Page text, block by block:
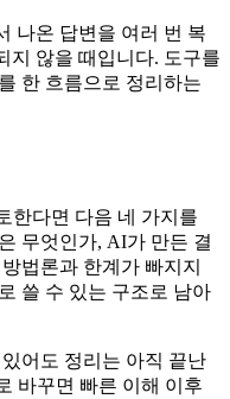
나온 답변을 여러 번 복
지 않을 때입니다. 도구를
한 흐름으로 정리하는
한다면 다음 네 가지를
무엇인가, AI가 만든 결
법론과 한계가 빠지지
쓸 수 있는 구조로 남아
어도 정리는 아직 끝난
바꾸면 빠른 이해 이후